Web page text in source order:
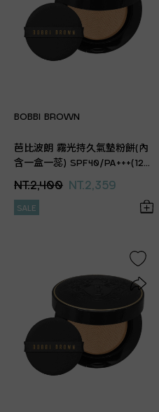
BOBBI BROWN
芭比波朗 霧光持久氣墊粉餅(內
含一盒一蕊) SPF40/PA+++(12g)
NT.2,400 NT.2,359
SALE